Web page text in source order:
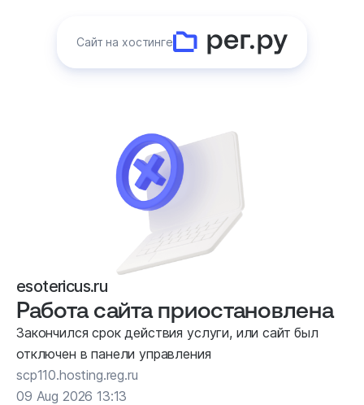
Сайт на хостинге
esotericus.ru
Работа сайта приостановлена
Закончился срок действия услуги, или сайт был
отключен в панели управления
scp110.hosting.reg.ru
09 Aug 2026 13:13